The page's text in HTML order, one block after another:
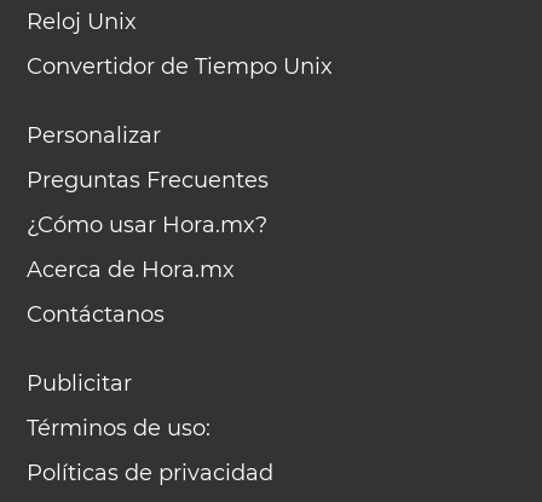
Reloj Unix
Convertidor de Tiempo Unix
Personalizar
Preguntas Frecuentes
¿Cómo usar Hora.mx?
Acerca de Hora.mx
Contáctanos
Publicitar
Términos de uso:
Políticas de privacidad